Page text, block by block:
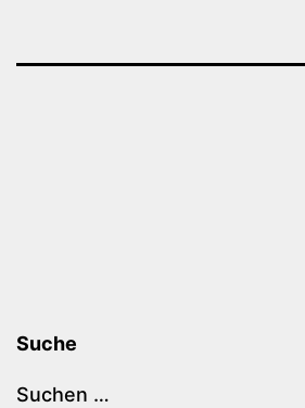
Suche
Suchen …